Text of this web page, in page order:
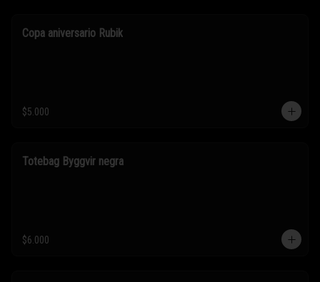
Copa aniversario Rubik
$5.000
Totebag Byggvir negra
$6.000